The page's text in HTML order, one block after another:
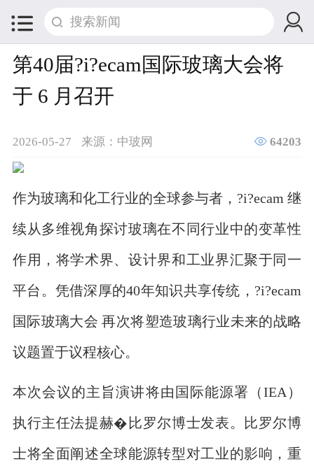
 
第40届?i?ecam国际玻璃大会将
于 6 月召开
2026-05-27 来源：中玻网  64203
作为玻璃和化工行业的全球参与者，?i?ecam 继
续从多维视角探讨玻璃在不同行业中的变革性
作用，将学术界、设计界和工业界汇聚于同一
平台。凭借深厚的40年知识共享传统，?i?ecam
国际玻璃大会 再次将塑造玻璃行业未来的战略
议题置于议程核心。
本次会议的主旨演讲将由国际能源署（IEA）
执行主任法提赫�比罗尔博士发表。比罗尔博
士将全面阐述全球能源转型对工业的影响，重